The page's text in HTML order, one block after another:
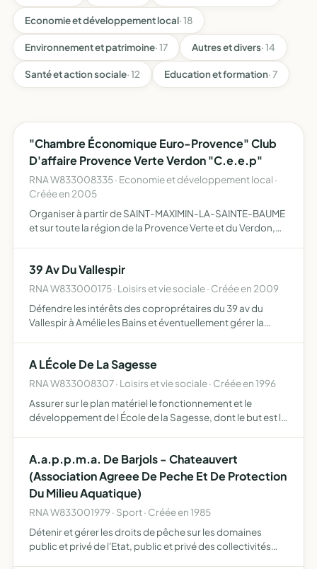
Economie et développement local· 18
Environnement et patrimoine· 17 Autres et divers· 14
Santé et action sociale· 12 Education et formation· 7
"Chambre Économique Euro-Provence" Club
D'affaire Provence Verte Verdon "C.e.e.p"
RNA W833008335 · Economie et développement local ·
Créée en 2005
Organiser à partir de SAINT-MAXIMIN-LA-SAINTE-BAUME
et sur toute la région de la Provence Verte et du Verdon,
technologiq…
39 Av Du Vallespir
RNA W833000175 · Loisirs et vie sociale · Créée en 2009
Défendre les intérêts des coproprétaires du 39 av du
Vallespir à Amélie les Bains et éventuellement gérer la
enregistrés che…
A LÉcole De La Sagesse
RNA W833008307 · Loisirs et vie sociale · Créée en 1996
Assurer sur le plan matériel le fonctionnement et le
développement de l École de la Sagesse, dont le but est la
A.a.p.p.m.a. De Barjols - Chateauvert
(Association Agreee De Peche Et De Protection
Du Milieu Aquatique)
RNA W833001979 · Sport · Créée en 1985
Détenir et gérer les droits de pêche sur les domaines
public et privé de l'Etat, public et privé des collectivités